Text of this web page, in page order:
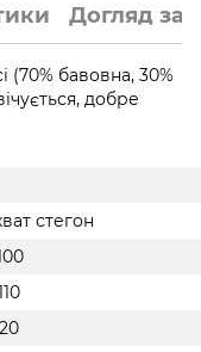
Догляд за
(70% бавовна, 30%
добре
стегон